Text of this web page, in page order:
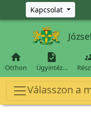
Ugrás a fő tartalomra
Kapcsolat

Otthon

Ügyintéz…
Válasszon a